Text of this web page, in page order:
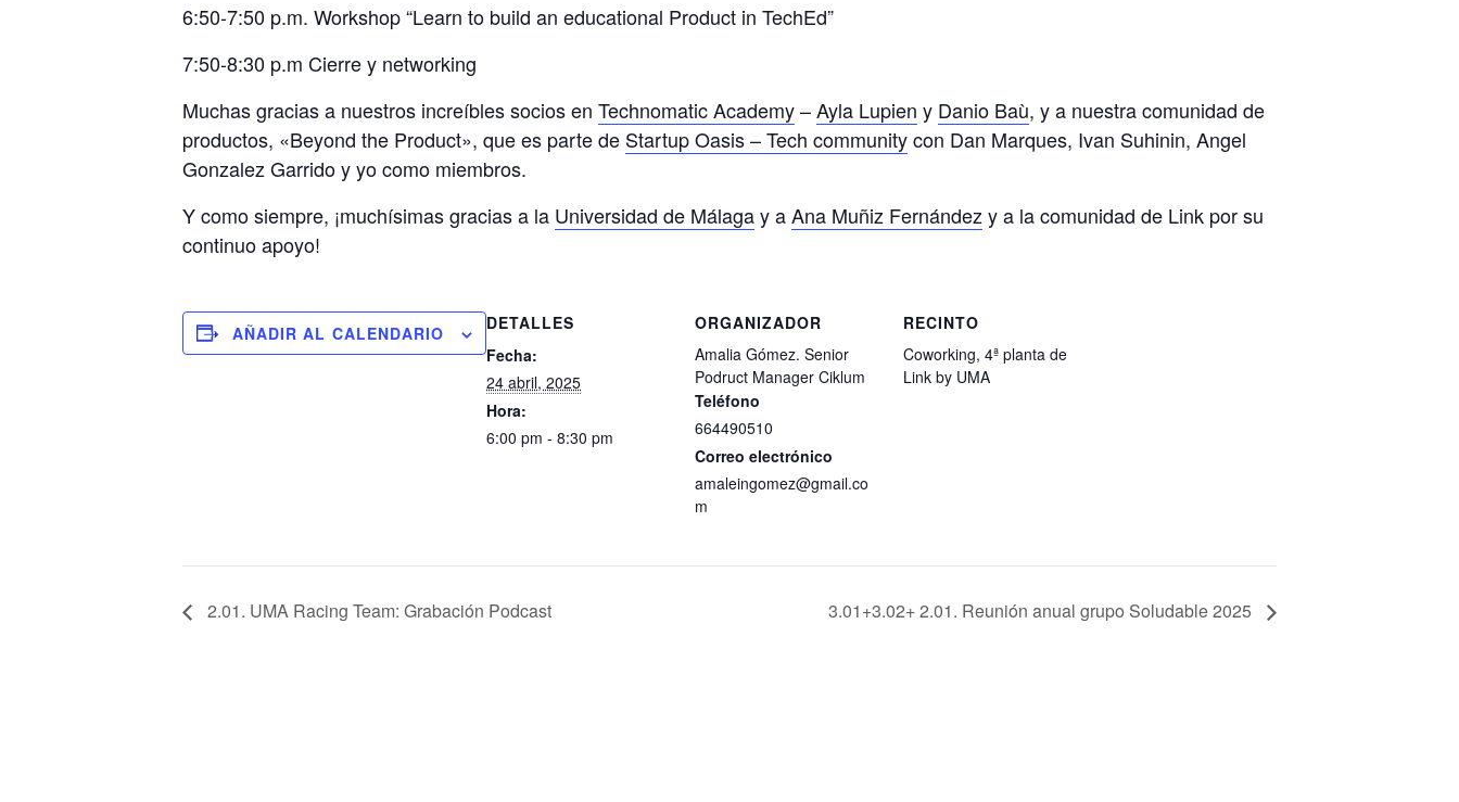
6:50-7:50 p.m. Workshop “Learn to build an educational Product in TechEd”
7:50-8:30 p.m Cierre y networking
Muchas gracias a nuestros increíbles socios en Technomatic Academy–Ayla Lupien y Danio Baù, y a nuestra comunidad de
productos, «Beyond the Product», que es parte de Startup Oasis – Tech communitycon Dan Marques, Ivan Suhinin, Angel
Gonzalez Garrido y yo como miembros.
Y como siempre, ¡muchísimas gracias a la Universidad de Málagay aAna Muñiz Fernández y a la comunidad de Link por su
continuo apoyo!
AÑADIR AL CALENDARIO
DETALLES
Fecha:
24 abril, 2025
Hora:
6:00 pm - 8:30 pm
ORGANIZADOR
Amalia Gómez. Senior
Podruct Manager Ciklum
Teléfono
664490510
Correo electrónico
amaleingomez@gmail.co
m
RECINTO
Coworking, 4ª planta de
Link by UMA
2.01. UMA Racing Team: Grabación Podcast 3.01+3.02+ 2.01. Reunión anual grupo Soludable 2025